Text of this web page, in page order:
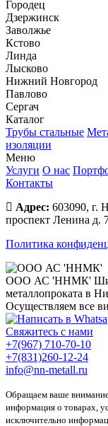
Городец
Дзержинск
Заволжье
Кстово
Линда
Лысково
Нижний Новгород
Павлово
Сергач
Каталог
Трубы стальные
изоляции
Меню
Услуги О нас
Контакты
Адрес: 603090, г.
проспект Ленина д.
Политика
ООО АС 'ННМК'
металлопроката в
Осуществляем все
Свяжитесь с нами
+7(967) 710-70-10
+7(831)260-12-24
info@nn-metall.ru
Обращаем ваше
информация о товарах,
исключительно